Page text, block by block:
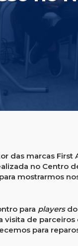
das marcas First
no Centro
mostrarmos
para playersdo
visita de
para